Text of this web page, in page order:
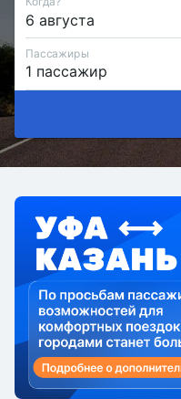
Пассажиры